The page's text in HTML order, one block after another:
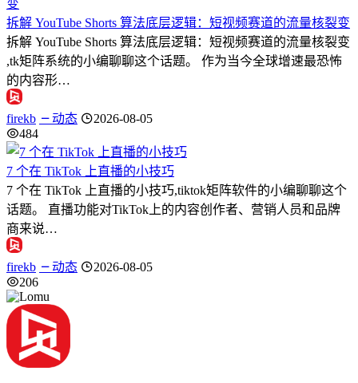
拆解 YouTube Shorts 算法底层逻辑：短视频赛道的流量核裂变
拆解 YouTube Shorts 算法底层逻辑：短视频赛道的流量核裂变
,tk矩阵系统的小编聊聊这个话题。 作为当今全球增速最恐怖
的内容形…
firekb 动态
2026-08-05
484
7 个在 TikTok 上直播的小技巧
7 个在 TikTok 上直播的小技巧,tiktok矩阵软件的小编聊聊这个
话题。 直播功能对TikTok上的内容创作者、营销人员和品牌
商来说…
firekb 动态
2026-08-05
206